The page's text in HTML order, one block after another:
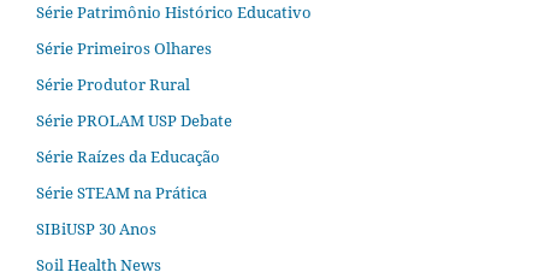
Série Patrimônio Histórico Educativo
Série Primeiros Olhares
Série Produtor Rural
Série PROLAM USP Debate
Série Raízes da Educação
Série STEAM na Prática
SIBiUSP 30 Anos
Soil Health News